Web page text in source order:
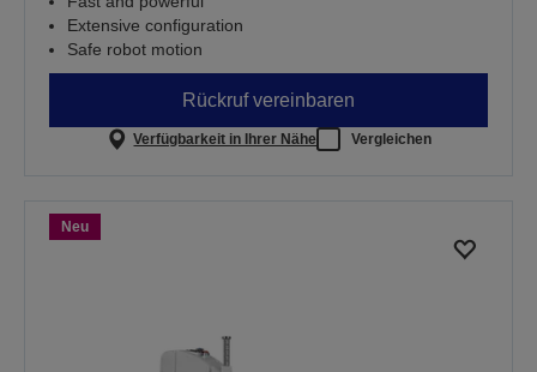
Extensive configuration
Safe robot motion
Rückruf vereinbaren
Verfügbarkeit in Ihrer Nähe Vergleichen
Neu